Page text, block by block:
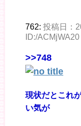
762: 投稿日：
ID:/ACMjWA20
>>748
現状だとこれ
い気が